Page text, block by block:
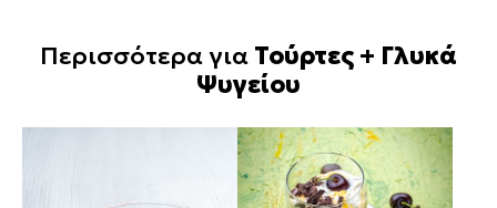
Περισσότερα για Τούρτες + Γλυκά
Ψυγείου